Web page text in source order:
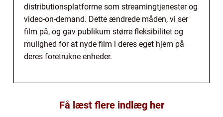
distributionsplatforme som streamingtjenester og
video-on-demand. Dette ændrede måden, vi ser
film på, og gav publikum større fleksibilitet og
mulighed for at nyde film i deres eget hjem på
deres foretrukne enheder.
Få læst flere indlæg her